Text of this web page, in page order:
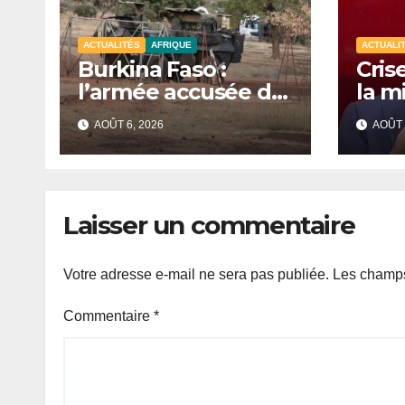
ACTUALITÉS AFRIQUE
Burkina Faso :
l’armée accusée de
violences contre
des civils après une
attaque jihadiste.
AOÛT 6, 2026
la
Laisser un commentaire
Votre adresse e-mail ne sera pas publiée. Les
Commentaire *